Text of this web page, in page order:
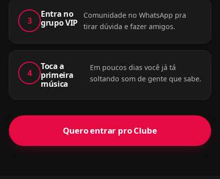
3
Entra no
grupo VIP
Comunidade no WhatsApp pra
tirar dúvida e fazer amigos.
4
Toca a
primeira
música
Em poucos dias você já tá
soltando som de gente que sabe.
Quero entrar pro Clube